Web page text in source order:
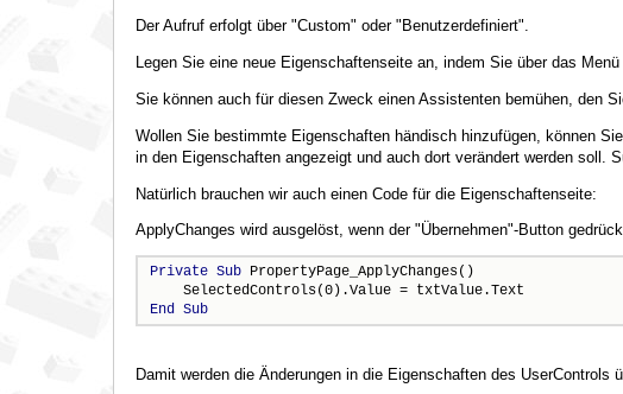
Der Aufruf erfolgt über "Custom" oder "Benutzerdefiniert".
Legen Sie eine neue Eigenschaftenseite an, indem Sie über das
Sie können auch für diesen Zweck einen Assistenten bemühen, den
Wollen Sie bestimmte Eigenschaften händisch hinzufügen, können
in den Eigenschaften angezeigt und auch dort verändert werden soll.
Natürlich brauchen wir auch einen Code für die Eigenschaftenseite:
ApplyChanges wird ausgelöst, wenn der "Übernehmen"-Button
Private Sub PropertyPage_ApplyChanges()
End Sub
Damit werden die Änderungen in die Eigenschaften des UserControls